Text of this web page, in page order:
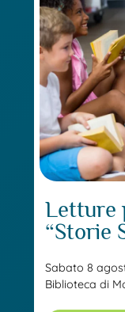
Letture
“Storie
Sabato 8
Biblioteca di